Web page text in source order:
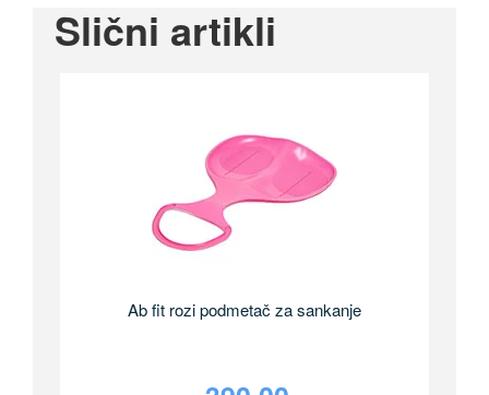
Slični artikli
Ab fit rozi podmetač za sankanje